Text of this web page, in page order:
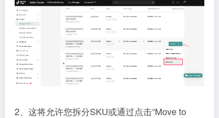
2、这将允许您拆分SKU或通过点击“Move to